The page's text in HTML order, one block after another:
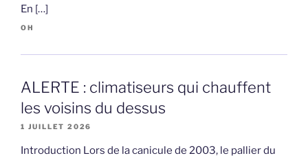
En […]
OH
ALERTE : climatiseurs qui chauffent
les voisins du dessus
1 JUILLET 2026
Introduction Lors de la canicule de 2003, le pallier du